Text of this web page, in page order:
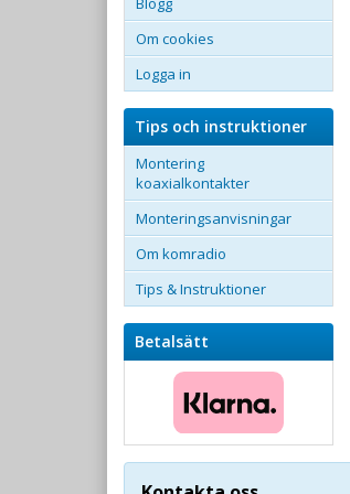
Om cookies
Logga in
Tips och instruktioner
Montering
koaxialkontakter
Monteringsanvisningar
Om komradio
Tips & Instruktioner
Betalsätt